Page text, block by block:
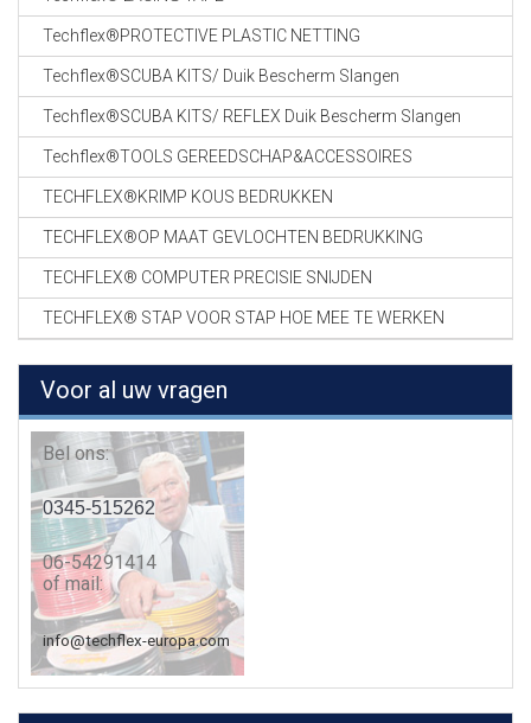
Techflex®PROTECTIVE PLASTIC NETTING
Techflex®SCUBA KITS/ Duik Bescherm Slangen
Techflex®SCUBA KITS/ REFLEX Duik Bescherm Slangen
Techflex®TOOLS GEREEDSCHAP&ACCESSOIRES
TECHFLEX®KRIMP KOUS BEDRUKKEN
TECHFLEX®OP MAAT GEVLOCHTEN BEDRUKKING
TECHFLEX® COMPUTER PRECISIE SNIJDEN
TECHFLEX® STAP VOOR STAP HOE MEE TE WERKEN
Voor al uw vragen
Bel ons:
0345-515262
06-54291414
of mail:
info@techflex-europa.com